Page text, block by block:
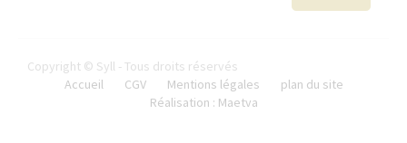
Copyright © Syll - Tous droits réservés
Accueil
CGV Mentions légales
plan du site
Réalisation : Maetva